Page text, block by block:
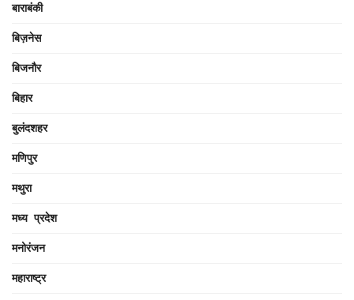
बाराबंकी
बिज़नेस
बिजनौर
बिहार
बुलंदशहर
मणिपुर
मथुरा
मध्य प्रदेश
मनोरंजन
महाराष्ट्र